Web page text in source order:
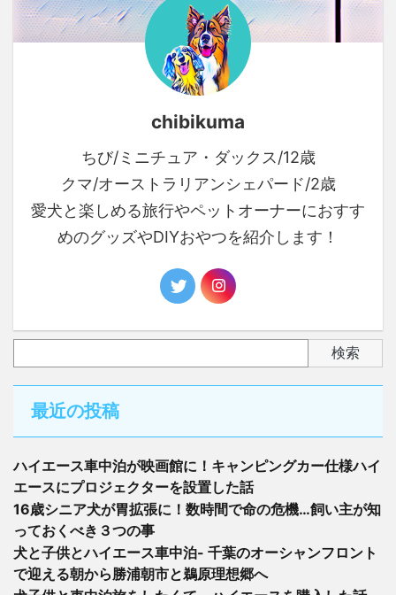
chibikuma
ちび/ミニチュア・ダックス/12歳
クマ/オーストラリアンシェパード/2歳
愛犬と楽しめる旅行やペットオーナーにおすす
めのグッズやDIYおやつを紹介します！
検索
最近の投稿
ハイエース車中泊が映画館に！キャンピングカー仕様ハイ
エースにプロジェクターを設置した話
16歳シニア犬が胃拡張に！数時間で命の危機…飼い主が知
っておくべき３つの事
犬と子供とハイエース車中泊- 千葉のオーシャンフロント
で迎える朝から勝浦朝市と鵜原理想郷へ